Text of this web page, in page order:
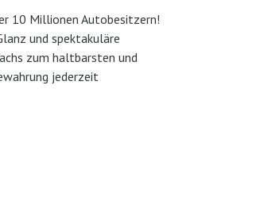
10 Millionen Autobesitzern!
und spektakuläre
zum haltbarsten und
jederzeit